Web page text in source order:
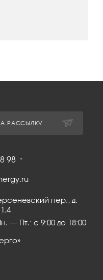
РАССЫЛКУ
98
пер., д.
– Пт.: с 9:00 до 18:00